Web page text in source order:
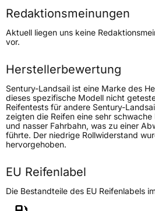
Höchstgeschwindigkeit
270 km/h
Lastindex96
Höchstlast710 kg
Generelle Merkmale
FahrzeugtypPKW
VerwendungSommerreifen
ModellnameRapidDragon
Fahrzeugart
PKW & SUV
Redaktionsmeinungen
Aktuell liegen uns keine
vor.
Herstellerbewertung
Sentury-Landsail ist eine Marke des
dieses spezifische Modell nicht
Reifentests für andere Sentury-
zeigten die Reifen eine sehr
und nasser Fahrbahn, was zu einer
führte. Der niedrige Rollwiderstand
hervorgehoben.
EU Reifenlabel
Die Bestandteile des EU Reifenlabels